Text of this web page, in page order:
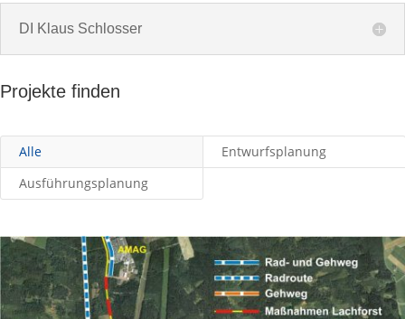
DI Klaus Schlosser
Projekte finden
Alle
Entwurfsplanung
Ausführungsplanung